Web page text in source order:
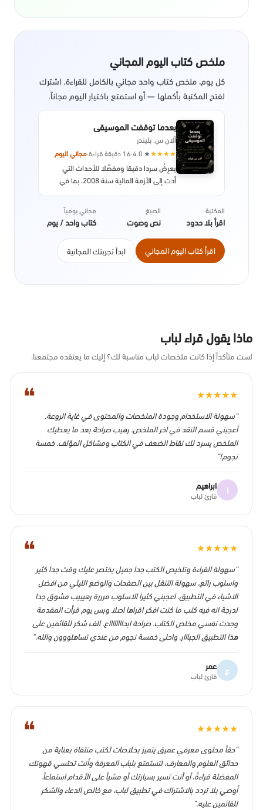
ملخص كتاب اليوم المجاني
كل يوم، ملخص كتاب واحد مجاني بالكامل للقراءة. اشترك
لفتح المكتبة بأكملها — أو استمتع باختيار اليوم مجاناً.
بعدما توقفت الموسيقى
آلان س. بليندر
★
★
★
★
★
4.0
·16 دقيقة قراءة ·مجاني اليوم
يعرِضُ سردا دقيقا ومفصَّلا للأحداث التي
أدت إلى الأزمة المالية سنة 2008، بما في
بحدوث الانهيار الاقتصادي، مع التركيز بشكل
خاص على تداعياتها على الصعيد الدولي. صدر
عن دار النشر بنجوين سنة 2013.
المكتبة
اقرأ بلا حدود
الصيغ
نص وصوت
مجاني يومياً
كتاب واحد / يوم
اقرأ كتاب اليوم المجاني ابدأ تجربتك المجانية
ماذا يقول قراء لباب
لست متأكداً إذا كانت ملخصات لباب مناسبة لك؟ إليك ما يعتقده مجتمعنا.
❝ ★
★
★
★
★
“سهولة الاستخدام وجودة الملخصات والمحتوى في غاية الروعة.
أعجبني قسم النقد في اخر الملخص. رهيب صراحة بعد ما يعطيك
الملخص يسرد لك نقاط الضعف في الكتاب ومشاكل المؤلف. خمسة
نجوم!”
ا ابراهيم
قارئ لباب
❝ ★
★
★
★
★
“سهولة القراءة وتلخيص الكتب جدا جميل يختصر عليك وقت جدا كثير
واسلوب رائع، سهولة التنقل بين الصفحات والوضع الليلي من افضل
الاشياء في التطبيق. اعجبني كثيرا الاسلوب مرررة رهيييب مشوق جدا
لدرجة انه فيه كتب ما كنت افكر اقراها اصلا وبس يوم قرأت المقدمة
وجدت نفسي مخلص الكتاب. صراحة ابدااااااااع. الف شكر للقائمين على
هذا التطبيق الجبااار. واحلى خمسة نجوم من عندي تساهلووون والله.”
ع عمر
قارئ لباب
❝ ★
★
★
★
★
“حقاً محتوى معرفي عميق يتميز بخلاصات لكتب منتقاة بعناية من
حدائق العلوم والمعارف، لتستمتع بلباب المعرفة وأنت تحتسي قهوتك
المفضلة قراءةً، أو أنت تسير بسيارتك أو مشياً على الأقدام استماعاً.
أوصي بلا تردد بالاشتراك في تطبيق لباب، مع خالص الدعاء والشكر
للقائمين عليه.”